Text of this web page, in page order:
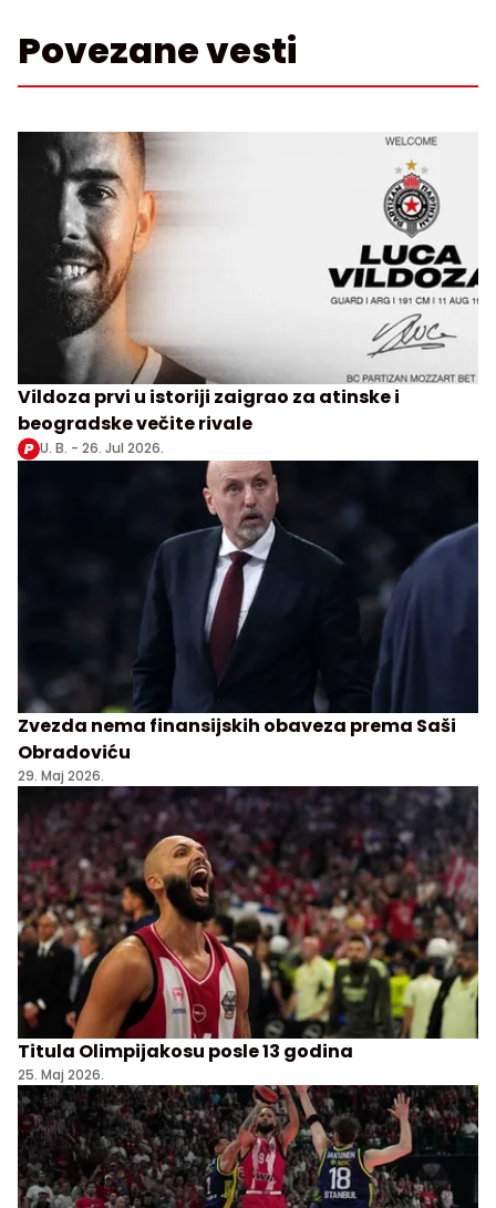
Povezane vesti
Vildoza prvi u istoriji zaigrao za atinske i
beogradske večite rivale
U. B. - 26. Jul 2026.
Zvezda nema finansijskih obaveza prema Saši
Obradoviću
29. Maj 2026.
Titula Olimpijakosu posle 13 godina
25. Maj 2026.